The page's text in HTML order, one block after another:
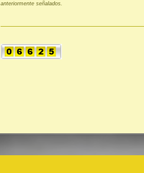
anteriormente señalados.